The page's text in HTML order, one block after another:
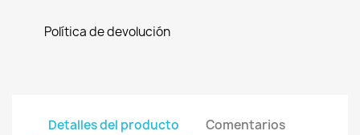
Política de devolución
Detalles del producto Comentarios